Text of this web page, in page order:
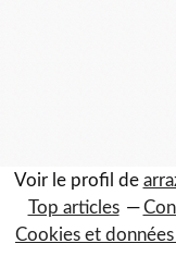
Voir le profil de
Top articles
Cookies et